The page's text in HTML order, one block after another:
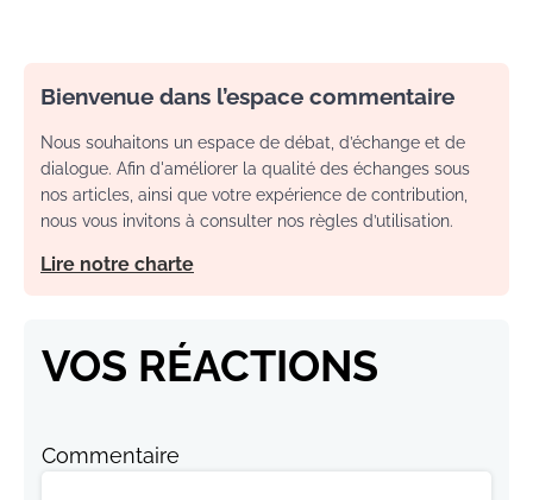
Bienvenue dans l’espace commentaire
Nous souhaitons un espace de débat, d’échange et de
dialogue. Afin d'améliorer la qualité des échanges sous
nos articles, ainsi que votre expérience de contribution,
nous vous invitons à consulter nos règles d’utilisation.
Lire notre charte
VOS RÉACTIONS
Commentaire